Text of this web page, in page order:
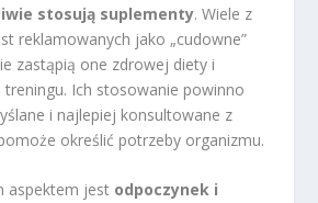
stosują suplementy. Wiele z
reklamowanych jako „cudowne”
zastąpią one zdrowej diety i
Ich stosowanie powinno
i najlepiej konsultowane z
określić potrzeby organizmu.
aspektem jest odpoczynek i